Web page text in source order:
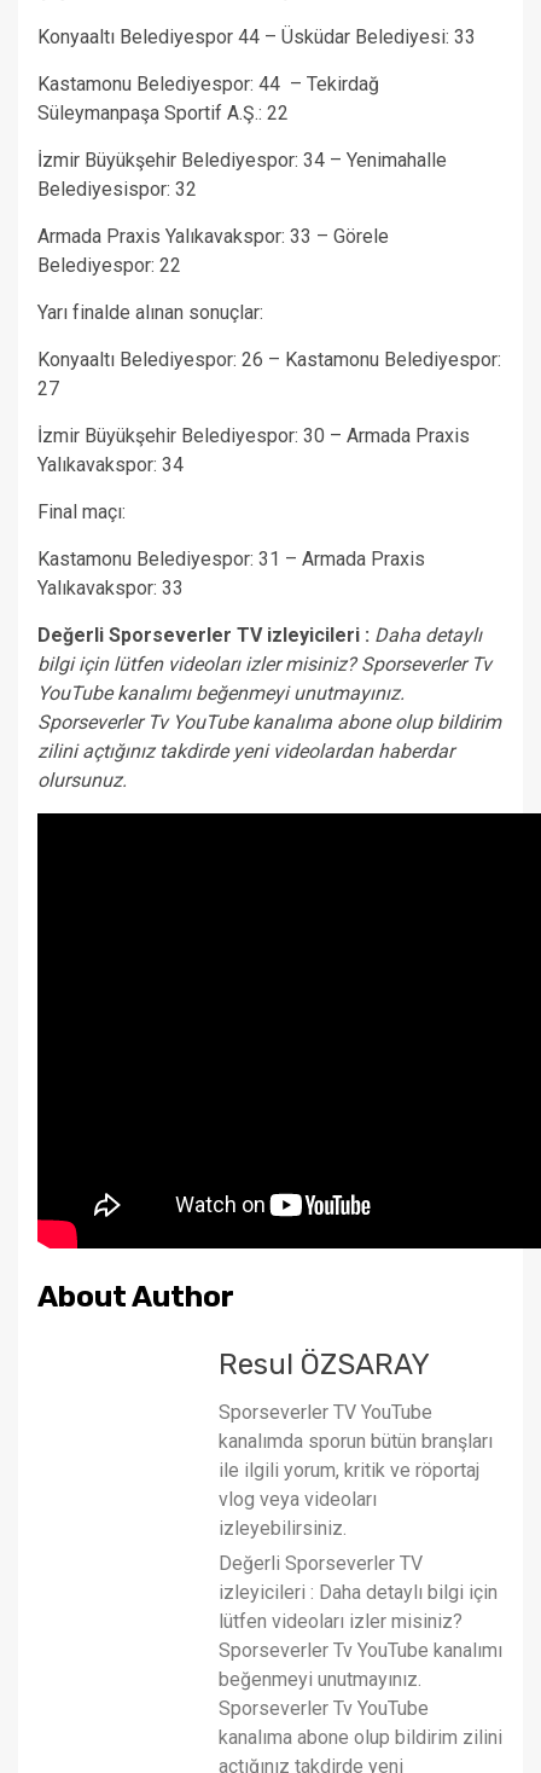
Konyaaltı Belediyespor 44 – Üsküdar Belediyesi: 33
Kastamonu Belediyespor: 44 – Tekirdağ
Süleymanpaşa Sportif A.Ş.: 22
İzmir Büyükşehir Belediyespor: 34 – Yenimahalle
Belediyesispor: 32
Armada Praxis Yalıkavakspor: 33 – Görele
Belediyespor: 22
Yarı finalde alınan sonuçlar:
Konyaaltı Belediyespor: 26 – Kastamonu Belediyespor:
27
İzmir Büyükşehir Belediyespor: 30 – Armada Praxis
Yalıkavakspor: 34
Final maçı:
Kastamonu Belediyespor: 31 – Armada Praxis
Yalıkavakspor: 33
Değerli Sporseverler TV izleyicileri : Daha detaylı
bilgi için lütfen videoları izler misiniz? Sporseverler Tv
YouTube kanalımı beğenmeyi unutmayınız.
Sporseverler Tv YouTube kanalıma abone olup bildirim
zilini açtığınız takdirde yeni videolardan haberdar
olursunuz.
About Author
Resul ÖZSARAY
Sporseverler TV YouTube
kanalımda sporun bütün branşları
ile ilgili yorum, kritik ve röportaj
vlog veya videoları
izleyebilirsiniz.
Değerli Sporseverler TV
izleyicileri : Daha detaylı bilgi için
lütfen videoları izler misiniz?
Sporseverler Tv YouTube kanalımı
beğenmeyi unutmayınız.
Sporseverler Tv YouTube
kanalıma abone olup bildirim zilini
açtığınız takdirde yeni